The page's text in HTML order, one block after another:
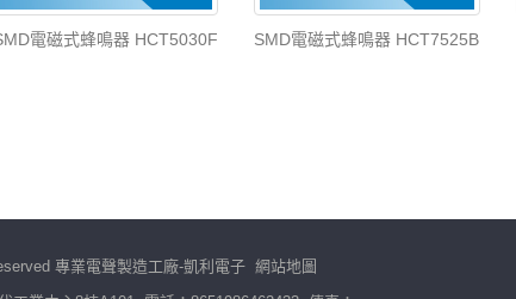
電磁式蜂鳴器 HCT5030F SMD電磁式蜂鳴器 HCT7525B
專業電聲製造工廠-凱利電子 網站地圖